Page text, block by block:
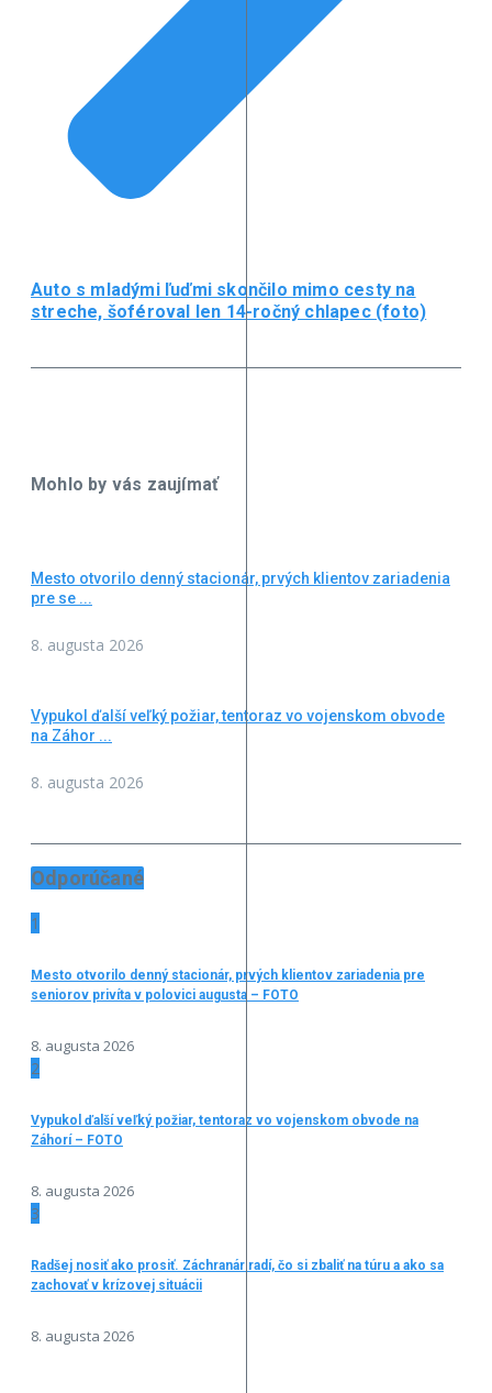
Auto s mladými ľuďmi skončilo mimo cesty na
streche, šoféroval len 14-ročný chlapec (foto)
Mohlo by vás zaujímať
Mesto otvorilo denný stacionár, prvých klientov zariadenia
pre se ...
8. augusta 2026
Vypukol ďalší veľký požiar, tentoraz vo vojenskom obvode
na Záhor ...
8. augusta 2026
Odporúčané
1
Mesto otvorilo denný stacionár, prvých klientov zariadenia pre
seniorov privíta v polovici augusta – FOTO
8. augusta 2026
2
Vypukol ďalší veľký požiar, tentoraz vo vojenskom obvode na
Záhorí – FOTO
8. augusta 2026
3
Radšej nosiť ako prosiť. Záchranár radí, čo si zbaliť na túru a ako sa
zachovať v krízovej situácii
8. augusta 2026